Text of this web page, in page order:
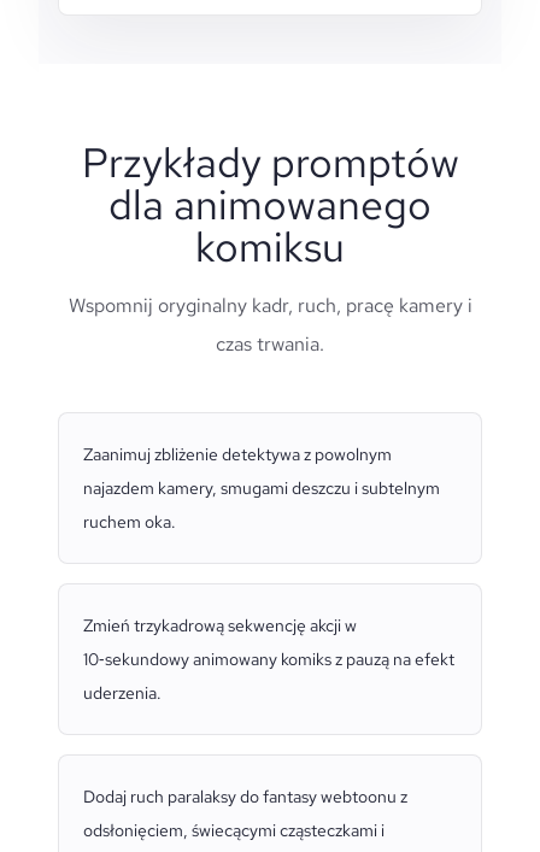
Przykłady promptów
dla animowanego
komiksu
Wspomnij oryginalny kadr, ruch, pracę kamery i
czas trwania.
Zaanimuj zbliżenie detektywa z powolnym
najazdem kamery, smugami deszczu i subtelnym
ruchem oka.
Zmień trzykadrową sekwencję akcji w
10‑sekundowy animowany komiks z pauzą na efekt
uderzenia.
Dodaj ruch paralaksy do fantasy webtoonu z
odsłonięciem, świecącymi cząsteczkami i